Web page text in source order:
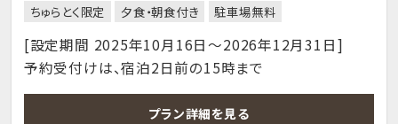
ちゅらとく限定 夕食・朝食付き 駐車場無料
[設定期間 2025年10月16日～2026年12月31日]
予約受付けは、宿泊2日前の15時まで
プラン詳細を見る